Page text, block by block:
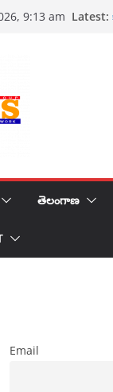
9:13 am Latest:
తెలంగాణ
Email